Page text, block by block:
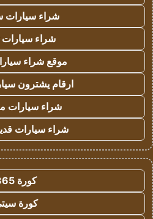
شراء سيارات
شراء سيارات
موقع شراء
ارقام يشترون
شراء سيارات
شراء سيارات
كورة 365
كورة